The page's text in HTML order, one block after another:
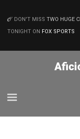
MATCHES
DON'T MISS TWO HUGE
TONIGHT ON FOX SPORTS